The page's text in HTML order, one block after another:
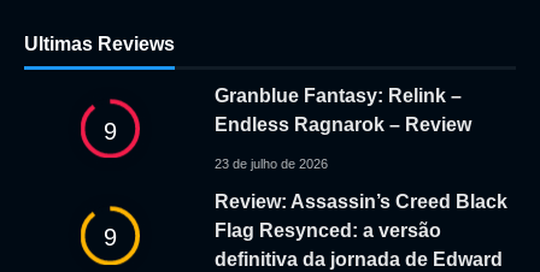
Ultimas Reviews
9
Granblue Fantasy: Relink –
Endless Ragnarok – Review
23 de julho de 2026
9
Review: Assassin’s Creed Black
Flag Resynced: a versão
definitiva da jornada de Edward